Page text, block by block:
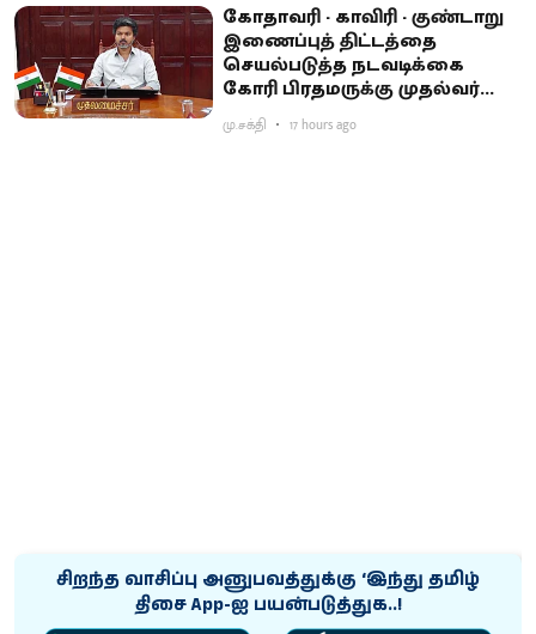
கோதாவரி - காவிரி - குண்டாறு
இணைப்புத் திட்டத்தை
செயல்படுத்த நடவடிக்கை
கோரி பிரதமருக்கு முதல்வர்
விஜய் கடிதம்
மு.சக்தி 17 hours ago
சிறந்த வாசிப்பு அனுபவத்துக்கு ‘இந்து தமிழ்
திசை App-ஐ பயன்படுத்துக..!